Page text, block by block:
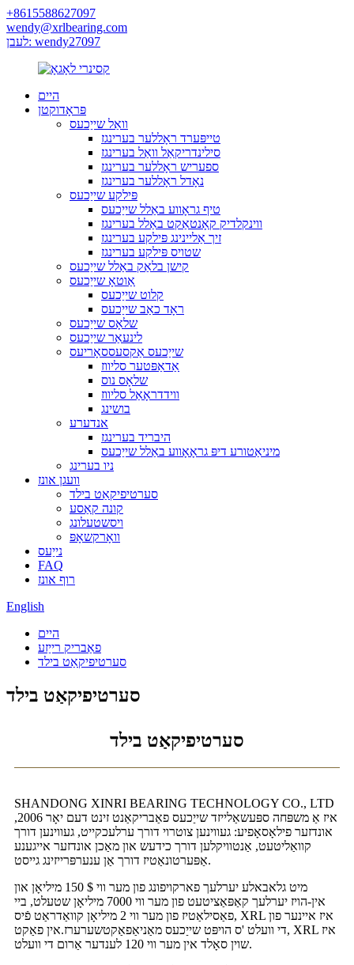
+8615588627097
wendy@xrlbearing.com
לעבן: wendy27097
היים
פּראָדוקטן
וואַל שייַכעס
טייפּערד ראָללער בערינגז
סילינדריקאַל וואַל בערינגז
ספעריש ראָללער בערינגז
נאָדל ראָללער בערינגז
פּילקע שייַכעס
טיף גראָווע באַלל שייַכעס
ווינקלדיק קאָנטאַקט באַלל בערינגז
זיך אַליינינג פּילקע בערינגז
שטויס פּילקע בערינגז
קישן בלאַק באַלל שייַכעס
אַוטאָ שייַכעס
קלוט שייַכעס
ראָד כאַב שייַכעס
שלאָס שייַכעס
לינעאַר שייַכעס
שייַכעס אַקסעססאָריעס
אַדאַפּטער סליווז
שלאָס נוס
ווידדראָאַל סליווז
בושינג
אנדערע
היבריד בערינגז
מיניאַטורע דיפּ גראָאָווע באַלל שייַכעס
ניו בערינג
וועגן אונז
סערטיפיקאַט בילד
קונה קאַסע
ויסשטעלונג
וואָרקשאָפּ
נייַעס
FAQ
רוף אונז
English
היים
פאַבריק רייַזע
סערטיפיקאַט בילד
סערטיפיקאַט בילד
סערטיפיקאַט בילד
SHANDONG XINRI BEARING TECHNOLOGY CO., LTD
איז אַ משפּחה ספּעשאַלייזד שייַכעס פאַבריקאַנט זינט דעם יאָר 2006,
אונדזער פילאָסאָפיע: געווינען צוטרוי דורך ערלעכקייט, געווינען דורך
קוואַליטעט, אַנטוויקלען דורך כידעש און מאַכן אונדזער אייגענע
אַפּערטונאַטיז דורך אַן ענערפּרייזינג גייסט.
מיט גלאבאלע יערלעך פארקויפונג פון מער ווי $ 150 מיליאָן און
אין-הויז יערלעך קאַפּאַציטעט פון מער ווי 7000 מיליאָן שטעלט, ביי
פאַסילאַטיז פון מער ווי 2 מיליאָן קוואַדראַט פֿיס, XRL איז איינער פון
די וועלט 'ס הויפּט שייַכעס מאַניאַפאַקטשערערז.אין פאַקט, XRL איז
שוין סאָלד אין מער ווי 120 לענדער אַרום די וועלט.